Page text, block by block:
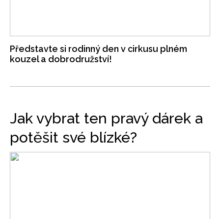
Představte si rodinný den v cirkusu plném
kouzel a dobrodružství!
Jak vybrat ten pravý dárek a
potěšit své blízké?